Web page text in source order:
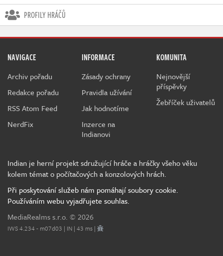
PROFILY HRÁČŮ
NAVIGACE
Archiv pořadu
Redakce pořadu
RSS Atom Feed
NerdFix
INFORMACE
Zásady ochrany
Pravidla užívání
Jak hodnotíme
Inzerce na
Indianovi
KOMUNITA
Nejnovější
příspěvky
Žebříček uživatelů
Indian je herní projekt sdružující hráče a hráčky všeho věku
kolem témat o počítačových a konzolových hrách.
Při poskytování služeb nám pomáhají soubory cookie.
Používáním webu vyjadřujete souhlas.
MediaRealms s.r.o. © 2026
IWS 4.234 - m07d03 | IN | 43 ms |